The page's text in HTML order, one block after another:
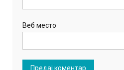
Веб место